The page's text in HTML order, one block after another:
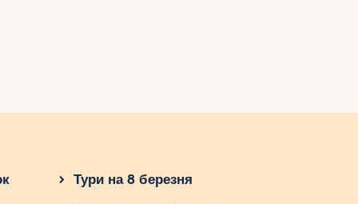
Тури на 8 березня